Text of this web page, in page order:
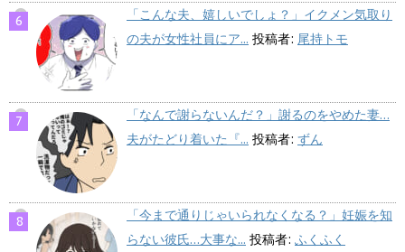
「こんな夫、嬉しいでしょ？」イクメン気取り
の夫が女性社員にア... 投稿者: 尾持トモ
「なんで謝らないんだ？」謝るのをやめた妻…
夫がたどり着いた『... 投稿者: ずん
「今まで通りじゃいられなくなる？」妊娠を知
らない彼氏…大事な... 投稿者: ふくふく